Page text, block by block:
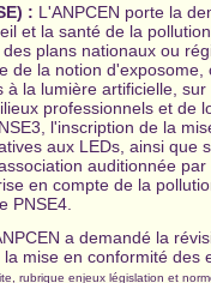
: L'ANPCEN porte la
et la santé de la
plans nationaux ou
de la notion d'exposome,
la lumière artificielle,
professionnels et de
l'inscription de la
aux LEDs, ainsi que
auditionnée par
en compte de la
PNSE4.
a demandé la
mise en conformité des
rubrique enjeux législation et